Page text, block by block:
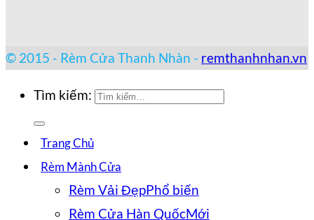
© 2015 - Rèm Cửa Thanh Nhàn - remthanhnhan.vn
Tìm kiếm:
Trang Chủ
Rèm Mành Cửa
Rèm Vải Đẹp
Rèm Cửa Hàn Quốc